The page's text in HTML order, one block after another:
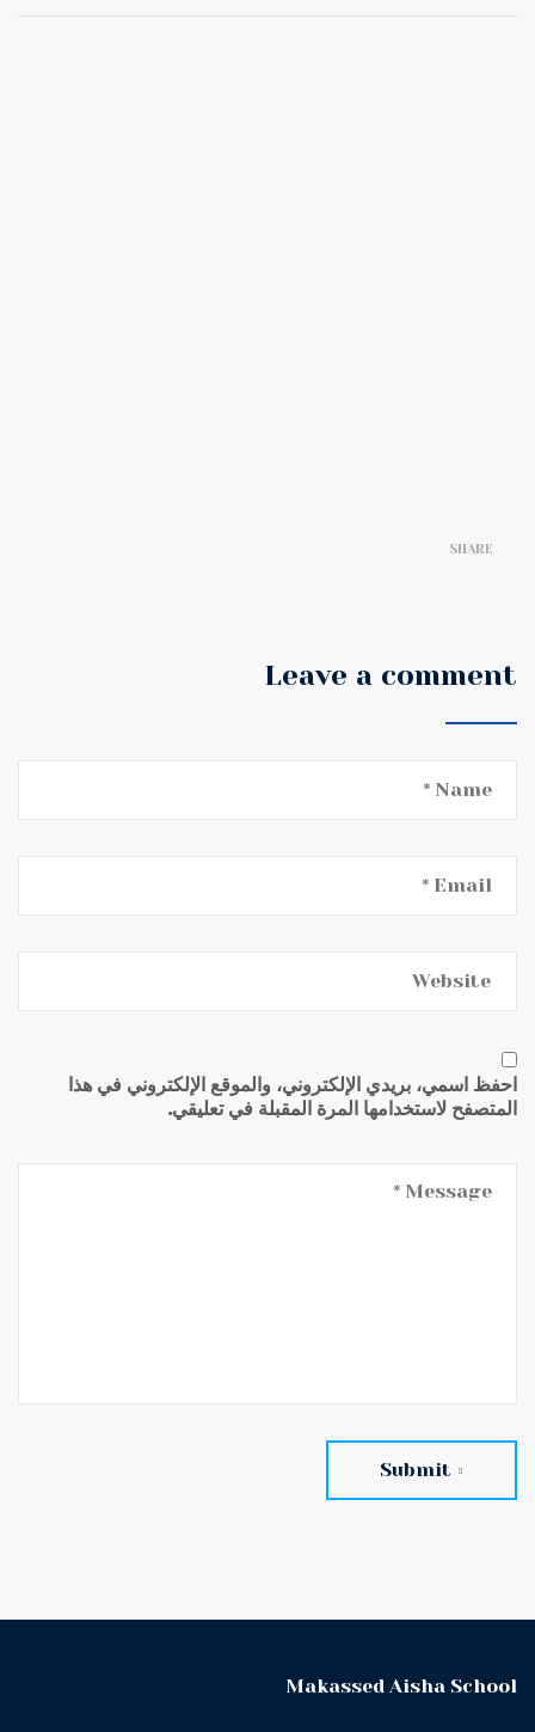
SHARE
Leave a comment
احفظ اسمي، بريدي الإلكتروني، والموقع الإلكتروني في هذا
المتصفح لاستخدامها المرة المقبلة في تعليقي.
Submit
Makassed Aisha School